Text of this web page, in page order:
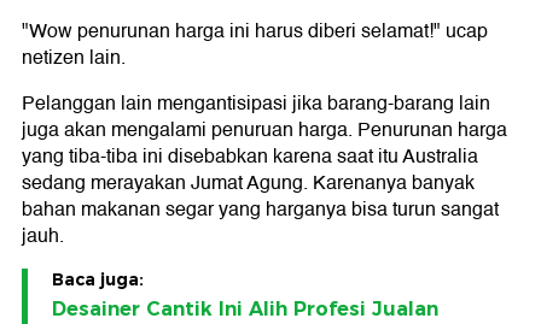
"Wow penurunan harga ini harus diberi selamat!" ucap
netizen lain.
Pelanggan lain mengantisipasi jika barang-barang lain
juga akan mengalami penuruan harga. Penurunan harga
yang tiba-tiba ini disebabkan karena saat itu Australia
sedang merayakan Jumat Agung. Karenanya banyak
bahan makanan segar yang harganya bisa turun sangat
jauh.
Baca juga:
Desainer Cantik Ini Alih Profesi Jualan